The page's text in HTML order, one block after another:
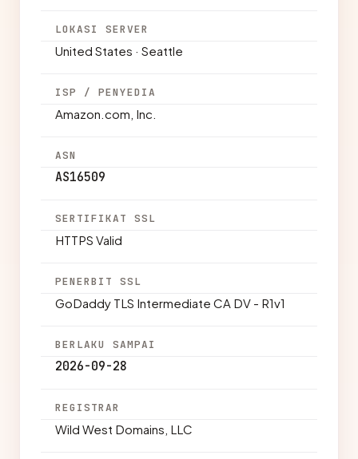
LOKASI SERVER
United States · Seattle
ISP / PENYEDIA
Amazon.com, Inc.
ASN
AS16509
SERTIFIKAT SSL
HTTPS Valid
PENERBIT SSL
GoDaddy TLS Intermediate CA DV - R1v1
BERLAKU SAMPAI
2026-09-28
REGISTRAR
Wild West Domains, LLC